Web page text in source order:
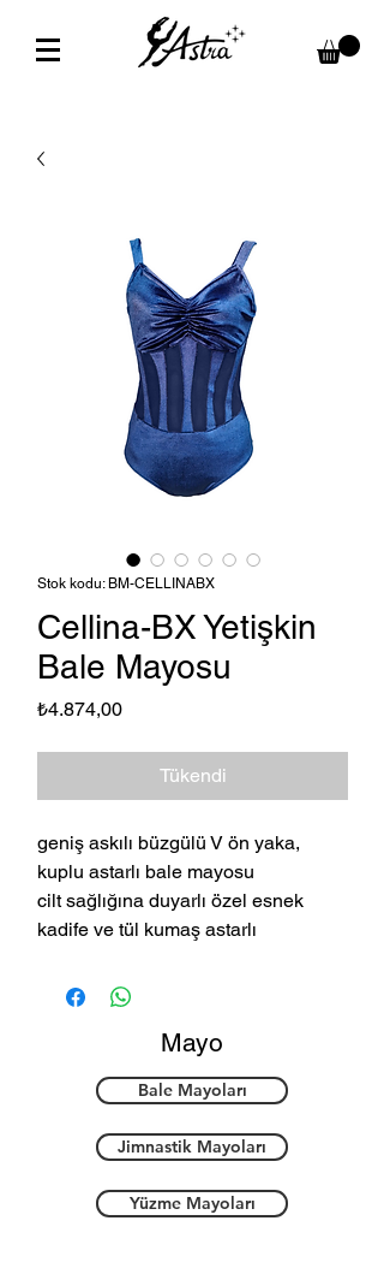
Stok kodu: BM-CELLINABX
Cellina-BX Yetişkin
Bale Mayosu
₺4.874,00Fiyat
Tükendi
geniş askılı büzgülü V ön yaka,
kuplu astarlı bale mayosu
cilt sağlığına duyarlı özel esnek
kadife ve tül kumaş astarlı
Mayo
Bale Mayoları
Jimnastik Mayoları
Yüzme Mayoları